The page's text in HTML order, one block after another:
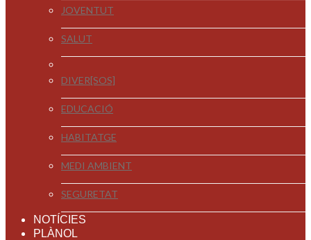
JOVENTUT
SALUT
DIVER[SOS]
EDUCACIÓ
HABITATGE
MEDI AMBIENT
SEGURETAT
NOTÍCIES
PLÀNOL